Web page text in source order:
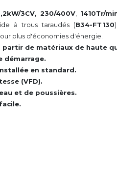
3CV, 230/400V 1410Tr/
à trous taraudés (B34-FT130
plus d'économies d'énergie.
partir de matériaux de haute
démarrage.
en standard.
(VFD).
et de poussières.